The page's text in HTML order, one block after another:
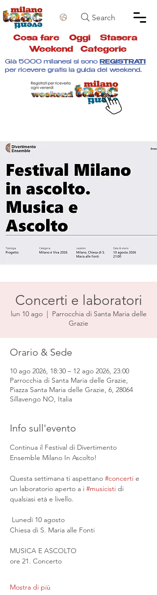
Search
Cosa fare Oggi Stasera
Weekend
Categorie
Già 5000 milanesi si sono REGISTRATI
per ricevere gratis la guida del weekend.
Concerti e laboratori
lun 10 ago
  |
Parrocchia di Santa Maria delle
Grazie
Orario & Sede
10 ago 2026, 18:30 – 12 ago 2026, 23:00
Parrocchia di Santa Maria delle Grazie,
Piazza Santa Maria delle Grazie, 6, 28064
Sillavengo NO, Italia
Info sull'evento
Continua il Festival di Divertimento
Ensemble Milano In Ascolto!
Questa settimana ti aspettano #concerti e
un laboratorio aperto a i #musicisti di
qualsiasi età e livello.
Lunedì 10 agosto
Chiesa di S. Maria alle Fonti
MUSICA E ASCOLTO
ore 21. Concerto
Mostra di più